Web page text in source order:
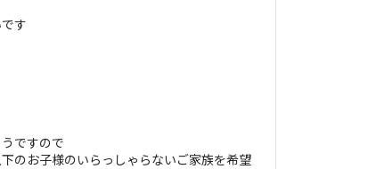
す
ですので
のお子様のいらっしゃらないご家族を希望